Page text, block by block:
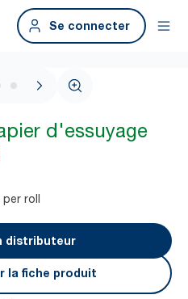
Se connecter
4
d'essuyage
per roll
distributeur
la fiche produit